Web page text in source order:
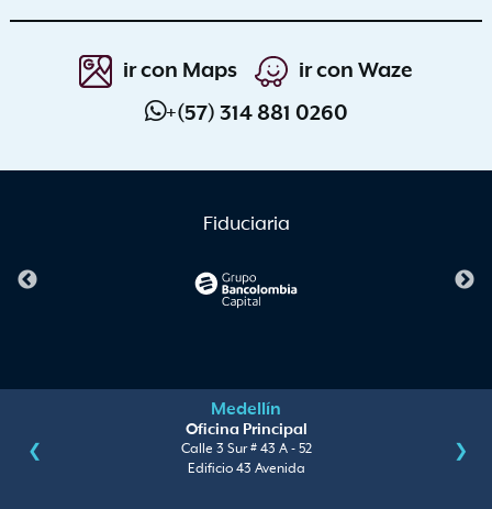
ir con Maps ir con Waze
+(57) 314 881 0260
Fiduciaria
Medellín
Oficina Principal
Calle 3 Sur # 43 A - 52
Edificio 43 Avenida